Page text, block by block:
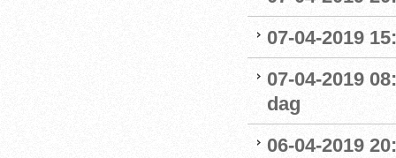
07-04-2019
07-04-2019
dag
06-04-2019